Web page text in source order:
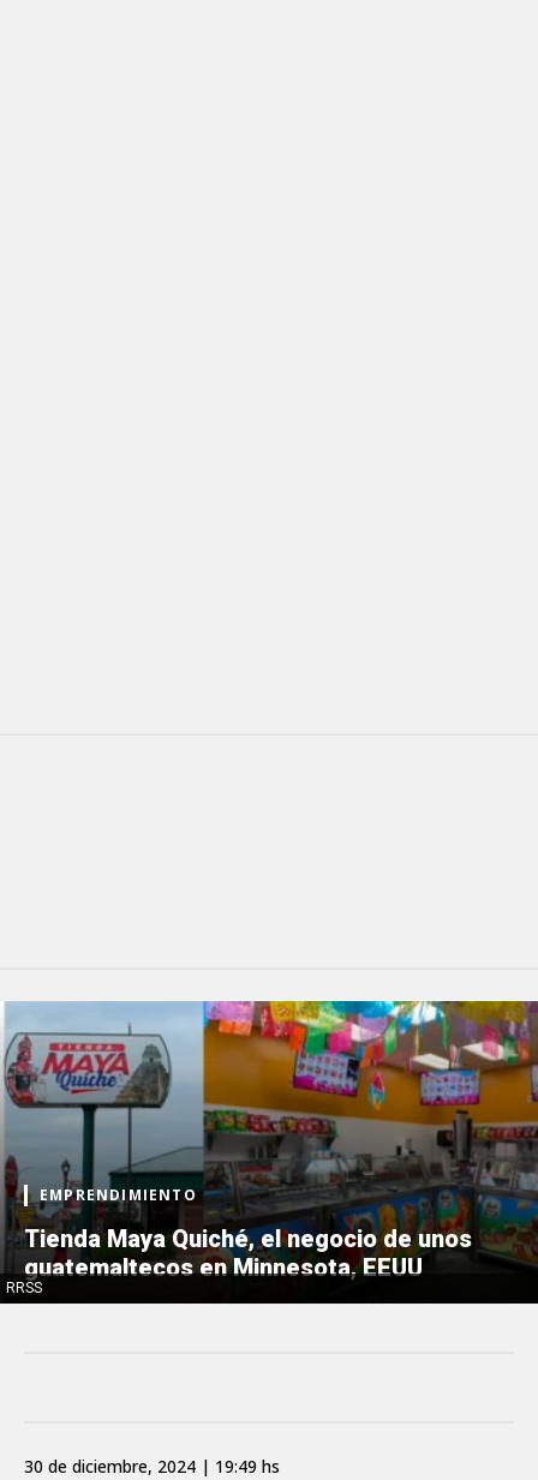
RRSS
EMPRENDIMIENTO
Tienda Maya Quiché, el negocio de unos
guatemaltecos en Minnesota, EEUU
30 de diciembre, 2024 | 19:49 hs